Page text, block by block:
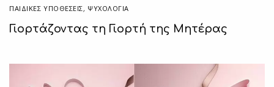
ΠΑΙΔΙΚΈΣ ΥΠΟΘΈΣΕΙΣ, ΨΥΧΟΛΟΓΙΑ
Γιορτάζοντας τη Γιορτή της Μητέρας